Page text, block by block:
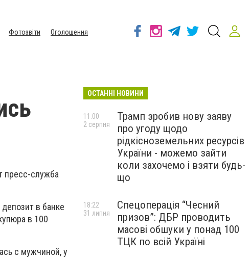
Фотозвіти
Оголошення
пресс-служба
в банке
в 100
с мужчиной, у
ОСТАННІ НОВИНИ
Трамп зробив нову заяву
про угоду щодо
рідкісноземельних ресурсів
України - можемо зайти
коли захочемо і взяти будь-
що
11:00
2 серпня
Спецоперація “Чесний
призов”: ДБР проводить
масові обшуки у понад 100
ТЦК по всій Україні
18:22
31 липня